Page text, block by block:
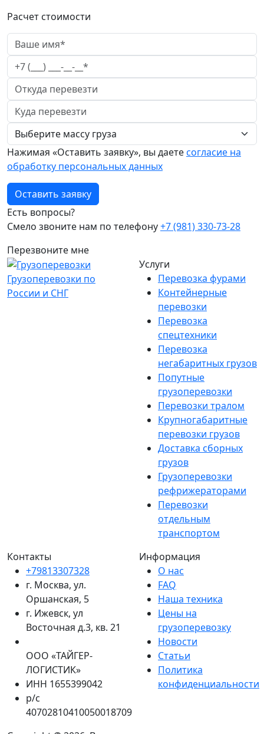
Расчет стоимости
Нажимая «Оставить заявку», вы даетесогласие на
обработку персональных данных
Оставить заявку
Есть вопросы?
Смело звоните нам по телефону+7 (981) 330-73-28
Перезвоните мне
Грузоперевозки по
России и СНГ
Услуги
Перевозка фурами
Контейнерные
перевозки
Перевозка
спецтехники
Перевозка
негабаритных грузов
Попутные
грузоперевозки
Перевозки тралом
Крупногабаритные
перевозки грузов
Доставка сборных
грузов
Грузоперевозки
рефрижераторами
Перевозки
отдельным
транспортом
Контакты
+79813307328
г. Москва, ул.
Оршанская, 5
г. Ижевск, ул
Восточная д.3, кв. 21
ООО «ТАЙГЕР-
ЛОГИСТИК»
ИНН 1655399042
р/с
40702810410050018709
Информация
О нас
FAQ
Наша техника
Цены на
грузоперевозку
Новости
Статьи
Политика
конфиденциальности